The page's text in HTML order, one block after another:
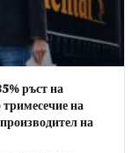
ръст на
на
на